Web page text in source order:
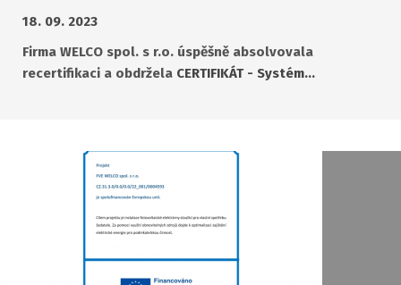
18. 09. 2023
Firma WELCO spol. s r.o. úspěšně absolvovala
recertifikaci a obdržela CERTIFIKÁT - Systém…